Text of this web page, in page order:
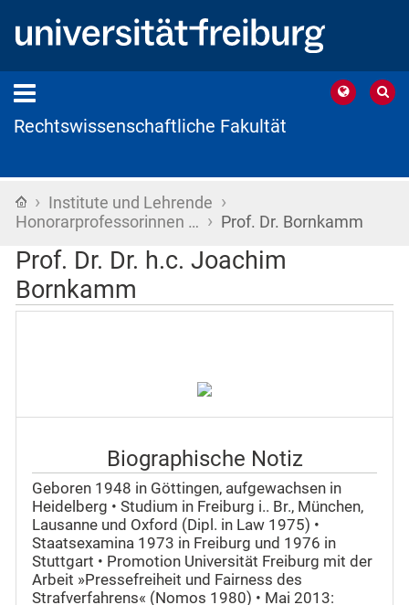
Rechtswissenschaftliche Fakultät
Startseite
› Institute und Lehrende ›
Honorarprofessorinnen … › Prof. Dr. Bornkamm
Prof. Dr. Dr. h.c. Joachim
Bornkamm
Biographische Notiz
Geboren 1948 in Göttingen, aufgewachsen in
Heidelberg • Studium in Freiburg i.. Br., München,
Lausanne und Oxford (Dipl. in Law 1975) •
Staatsexamina 1973 in Freiburg und 1976 in
Stuttgart • Promotion Universität Freiburg mit der
Arbeit »Pressefreiheit und Fairness des
Strafverfahrens« (Nomos 1980) • Mai 2013: